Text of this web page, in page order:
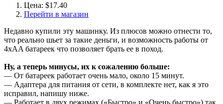
Цена: $17.40
Перейти в магазин
Недавно купили эту машинку. Из плюсов можно отнести то,
что реально шьет за такие деньги, и возможность работы от
4xAA батареек что позволяет брать ее в поход.
Ну, а теперь минусы, их к сожалению больше:
— От батареек работает очень мало, около 15 минут.
— Адаптера для питания от сети, в комплекте нет, как я это
исправил, напишу ниже.
— Работает в двух режимах («Быстро» и «Очень быстро») так